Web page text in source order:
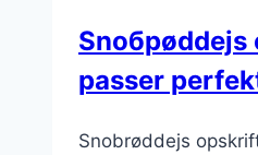
passer
Snobrøddejs